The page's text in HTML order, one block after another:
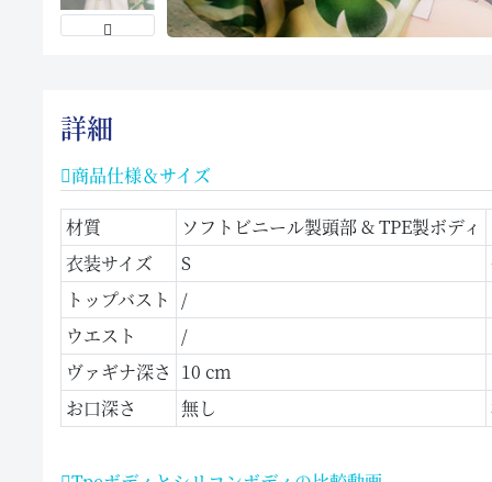
詳細
商品仕様＆サイズ
材質 ソフトビニール製頭部 & TPE製ボディ
衣装サイズ
S
トップバスト
/
ウエスト
/
ヴァギナ深さ 10 cm
お口深さ
無し